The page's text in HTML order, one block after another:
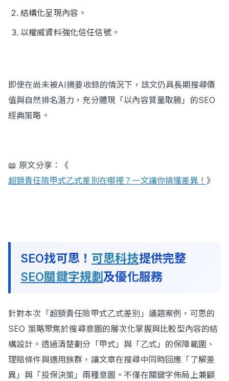
結構化呈現內容。
以權威資料強化信任信號。
即使在尚未被AI摘要收錄的情況下，該文仍具長期搜尋價
值與自然排名潛力，充分體現「以內容質量取勝」的SEO
經典策略。
📖 原文分享：《
超額責任險甲式乙式差別在哪裡？一文讓你搞懂差異！ 》
SEO找可思！可思科技提供完整
SEO關鍵字規劃及優化服務
針對本次「超額責任險甲式乙式差別」議題案例，可思的
SEO 策略聚焦於搜尋意圖的層次化掌握與比較型內容的結
構設計。透過清楚劃分「甲式」與「乙式」的保障範圍、
理賠條件與適用族群，讓文章在搜尋中同時回應「了解差
異」與「投保決策」兩種意圖。不僅在關鍵字佈局上兼顧